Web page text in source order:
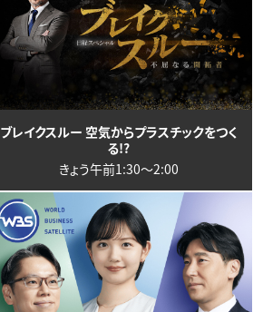
ブレイクスルー 空気からプラスチックをつく
る!?
きょう午前1:30〜2:00